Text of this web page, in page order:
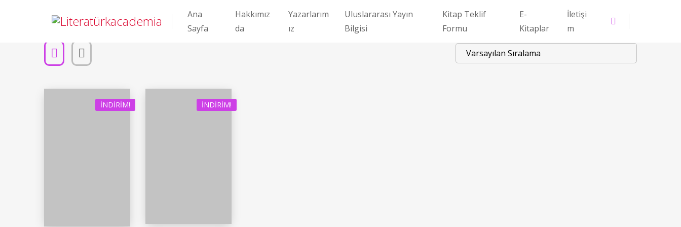
Ana
Sayfa
Hakkımız
da
Yazarlarım
ız
Uluslararası Yayın
Bilgisi
Kitap Teklif
Formu
E-
Kitaplar
İletişi
m
İNDIRIM! İNDIRIM!